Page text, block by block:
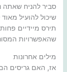
סביר להניח שאתה
שיכול להועיל
תירס מיידיים
שהאפשרויות
מילים אחרונות
אז, האם גריסים